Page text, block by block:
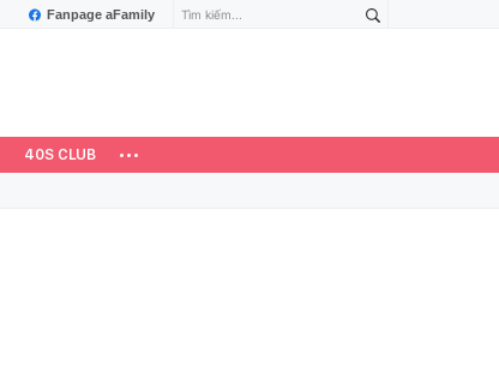
Fanpage aFamily
40S CLUB